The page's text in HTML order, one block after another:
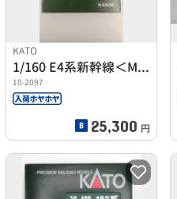
KATO
1/160 E4系新幹線＜Max＞ 8両セット
10-2097
25,300 円